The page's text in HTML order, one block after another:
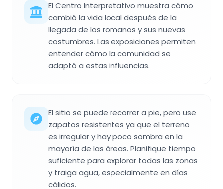
El Centro Interpretativo muestra cómo
cambió la vida local después de la
llegada de los romanos y sus nuevas
costumbres. Las exposiciones permiten
entender cómo la comunidad se
adaptó a estas influencias.
El sitio se puede recorrer a pie, pero use
zapatos resistentes ya que el terreno
es irregular y hay poco sombra en la
mayoría de las áreas. Planifique tiempo
suficiente para explorar todas las zonas
y traiga agua, especialmente en días
cálidos.